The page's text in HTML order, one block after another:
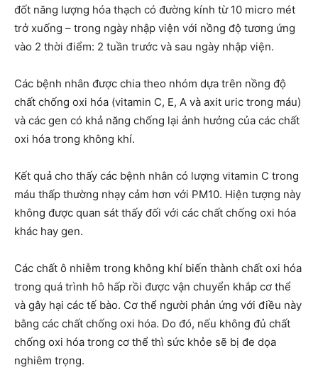
đốt năng lượng hóa thạch có đường kính từ 10 micro mét
trở xuống – trong ngày nhập viện với nồng độ tương ứng
vào 2 thời điểm: 2 tuần trước và sau ngày nhập viện.
Các bệnh nhân được chia theo nhóm dựa trên nồng độ
chất chống oxi hóa (vitamin C, E, A và axit uric trong máu)
và các gen có khả năng chống lại ảnh hưởng của các chất
oxi hóa trong không khí.
Kết quả cho thấy các bệnh nhân có lượng vitamin C trong
máu thấp thường nhạy cảm hơn với PM10. Hiện tượng này
không được quan sát thấy đối với các chất chống oxi hóa
khác hay gen.
Các chất ô nhiễm trong không khí biến thành chất oxi hóa
trong quá trình hô hấp rồi được vận chuyển khắp cơ thể
và gây hại các tế bào. Cơ thể người phản ứng với điều này
bằng các chất chống oxi hóa. Do đó, nếu không đủ chất
chống oxi hóa trong cơ thể thì sức khỏe sẽ bị đe dọa
nghiêm trọng.